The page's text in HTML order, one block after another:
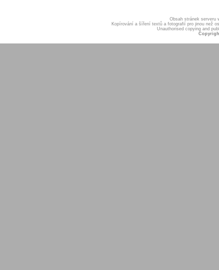
Obsah stránek serveru
Kopírování a šíření textů a fotografií pro jinou než
Unauthorised copying and